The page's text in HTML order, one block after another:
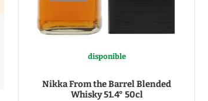
disponible
Nikka From the Barrel Blended
Whisky 51.4° 50cl